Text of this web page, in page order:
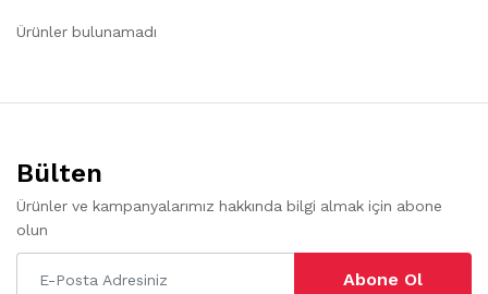
Ürünler bulunamadı
Bülten
Ürünler ve kampanyalarımız hakkında bilgi almak için abone
olun
Abone Ol